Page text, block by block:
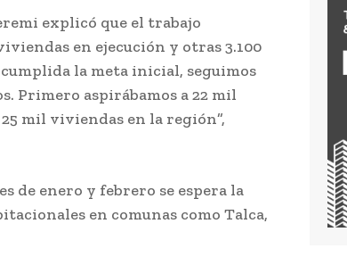
explicó que el trabajo
en ejecución y otras 3.100
la meta inicial, seguimos
Primero aspirábamos a 22 mil
mil viviendas en la región”,
de enero y febrero se espera la
en comunas como Talca,